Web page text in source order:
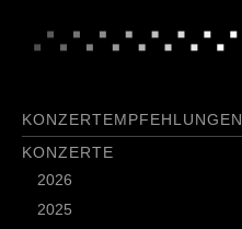
KONZERTEMPFEHLUNGEN
KONZERTE
2026
2025